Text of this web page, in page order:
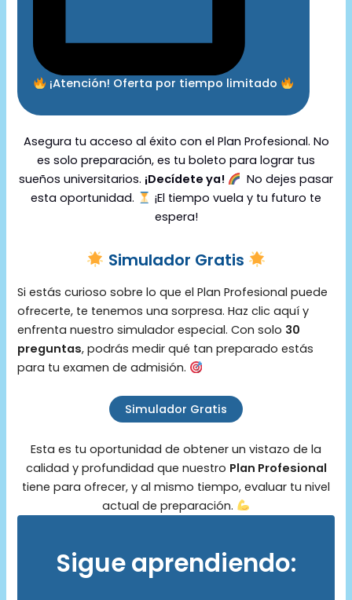
¡Atención! Oferta por tiempo limitado
Asegura tu acceso al éxito con el Plan Profesional. No
es solo preparación, es tu boleto para lograr tus
sueños universitarios. ¡Decídete ya!
No dejes pasar
esta oportunidad.
¡El tiempo vuela y tu futuro te
espera!
Simulador Gratis
Si estás curioso sobre lo que el Plan Profesional puede
ofrecerte, te tenemos una sorpresa. Haz clic aquí y
enfrenta nuestro simulador especial. Con solo 30
preguntas, podrás medir qué tan preparado estás
para tu examen de admisión.
Simulador Gratis
Esta es tu oportunidad de obtener un vistazo de la
calidad y profundidad que nuestro Plan Profesional
tiene para ofrecer, y al mismo tiempo, evaluar tu nivel
actual de preparación.
Sigue aprendiendo: